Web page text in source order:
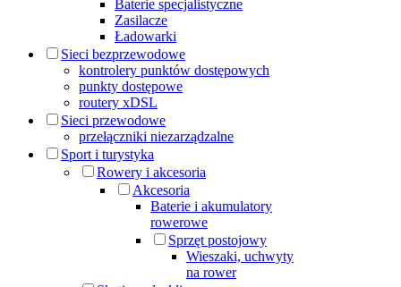
Baterie specjalistyczne
Zasilacze
Ładowarki
Sieci bezprzewodowe
kontrolery punktów dostępowych
punkty dostępowe
routery xDSL
Sieci przewodowe
przełączniki niezarządzalne
Sport i turystyka
Rowery i akcesoria
Akcesoria
Baterie i akumulatory
rowerowe
Sprzęt postojowy
Wieszaki, uchwyty
na rower